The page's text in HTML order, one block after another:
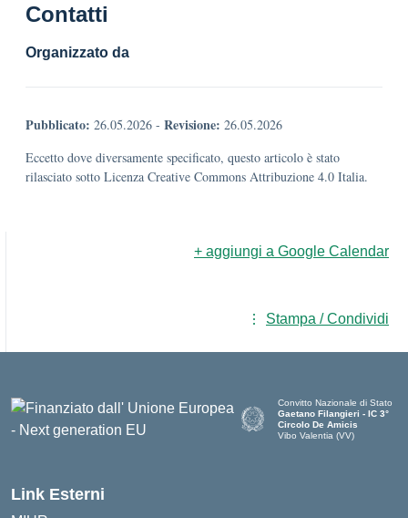
Contatti
Organizzato da
Pubblicato: 26.05.2026 - Revisione: 26.05.2026
Eccetto dove diversamente specificato, questo articolo è stato
rilasciato sotto Licenza Creative Commons Attribuzione 4.0 Italia.
+ aggiungi a Google Calendar
Stampa / Condividi
Convitto Nazionale di Stato
Gaetano Filangieri - IC 3°
Circolo De Amicis
Vibo Valentia (VV)
Link Esterni